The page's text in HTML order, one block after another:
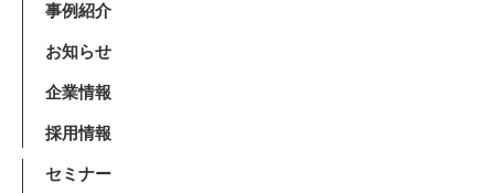
事例紹介
お知らせ
企業情報
採用情報
セミナー